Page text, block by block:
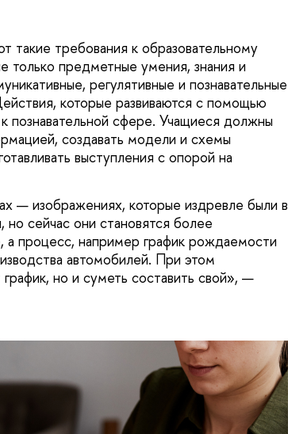
такие требования к образовательному
только предметные умения, знания и
регулятивные и познавательные
которые развиваются с помощью
познавательной сфере. Учащиеся должны
создавать модели и схемы
выступления с опорой на
— изображениях, которые издревле были в
сейчас они становятся более
процесс, например график рождаемости
автомобилей. При этом
но и суметь составить свой», —